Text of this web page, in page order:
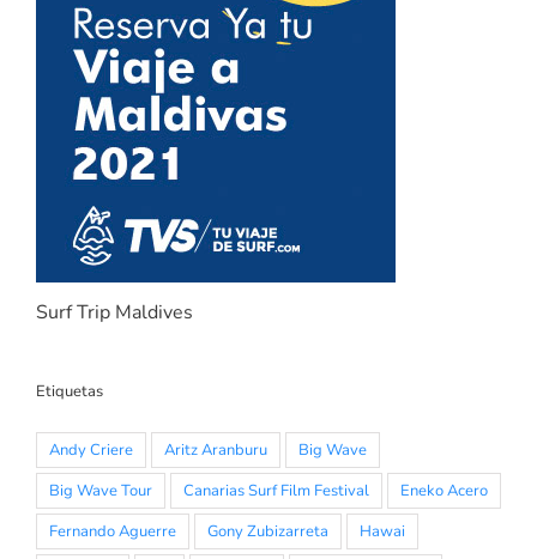
Surf Trip Maldives
Etiquetas
Andy Criere Aritz Aranburu
Big Wave
Big Wave Tour
Canarias Surf Film Festival
Eneko Acero
Fernando Aguerre
Gony Zubizarreta
Hawai